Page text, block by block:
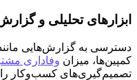
ابزارهای تحلیلی و
دسترسی به گزارش‌هایی
کمپین‌ها، میزان وفاداری
تصمیم‌گیری‌های کسب‌وکار